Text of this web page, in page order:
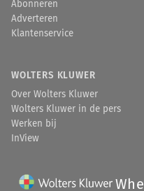
Abonneren
Adverteren
Klantenservice
WOLTERS KLUWER
Over Wolters Kluwer
Wolters Kluwer in de pers
Werken bij
InView